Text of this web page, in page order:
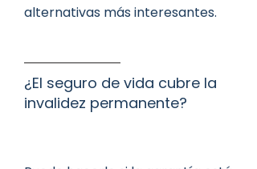
alternativas más interesantes.
¿El seguro de vida cubre la
invalidez permanente?